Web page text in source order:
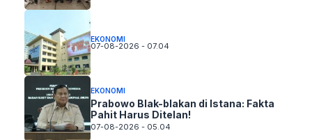
EKONOMI
07-08-2026 - 07.04
EKONOMI
Prabowo Blak-blakan di Istana: Fakta
Pahit Harus Ditelan!
07-08-2026 - 05.04